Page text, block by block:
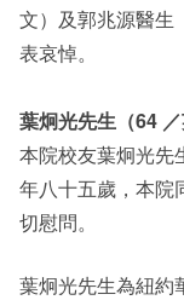
新亞影集
影片庫
Alumni
文）及郭兆源醫生
表哀悼。
葉炯光先生（64 ／
本院校友葉炯光先
年八十五歲，本院
切慰問。
葉炯光先生為紐約